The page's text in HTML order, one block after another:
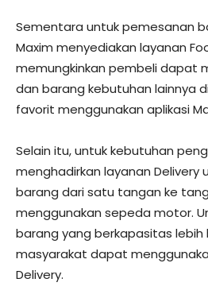
Sementara untuk pemesanan
Maxim menyediakan layanan
memungkinkan pembeli dapat
dan barang kebutuhan lainnya
favorit menggunakan aplikasi
Selain itu, untuk kebutuhan
menghadirkan layanan Delivery
barang dari satu tangan ke
menggunakan sepeda motor.
barang yang berkapasitas lebih
masyarakat dapat
Delivery.